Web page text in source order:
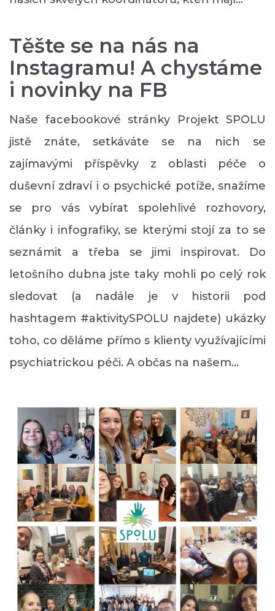
Těšte se na nás na
Instagramu! A chystáme
i novinky na FB
Naše facebookové stránky Projekt SPOLU
jistě znáte, setkáváte se na nich se
zajímavými příspěvky z oblasti péče o
duševní zdraví i o psychické potíže, snažíme
se pro vás vybírat spolehlivé rozhovory,
články i infografiky, se kterými stojí za to se
seznámit a třeba se jimi inspirovat. Do
letošního dubna jste taky mohli po celý rok
sledovat (a nadále je v historii pod
hashtagem #aktivitySPOLU najdete) ukázky
toho, co děláme přímo s klienty využívajícími
psychiatrickou péči. A občas na našem…